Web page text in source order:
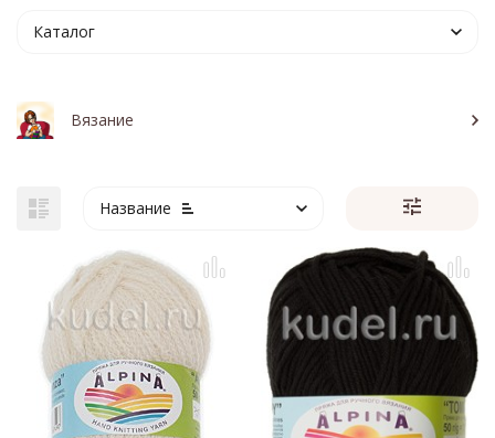
Каталог
Вязание
Название